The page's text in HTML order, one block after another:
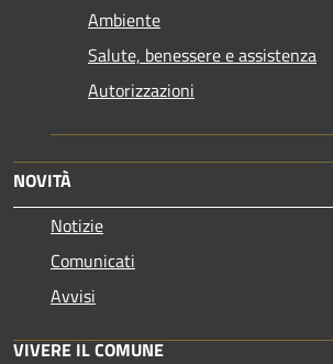
Ambiente
Salute, benessere e assistenza
Autorizzazioni
NOVITÀ
Notizie
Comunicati
Avvisi
VIVERE IL COMUNE